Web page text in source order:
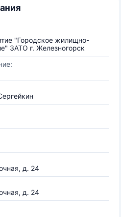
"Городское жилищно-
ЗАТО г. Железногорск
д. 24
д. 24